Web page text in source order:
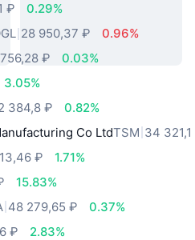
₽
0.29%
28 950,37 ₽
0.96%
₽
0.03%
3.05%
384,8 ₽
0.82%
Co LtdTSM 34
₽
1.71%
15.83%
48 279,65 ₽
0.37%
₽
2.83%